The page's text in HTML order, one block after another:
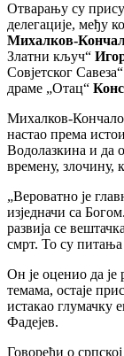
Отварању су
делегације, међу
Михалков-
Златни кључ“
Совјетског Савеза“
драме „Отац“
Михалков-
настао према
Водолазкина и да
времену, злочину,
„Вероватно је
изједначи са
развија се
смрт. То су
Он је оценио да је
темама, остаје
истакао глумачку
Фадејев.
Говорећи о